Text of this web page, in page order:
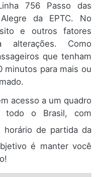
756 Passo das
da EPTC. No
e outros fatores
Como
que tenham
minutos para mais ou
acesso a um quadro
todo o Brasil, com
horário de partida da
é manter você